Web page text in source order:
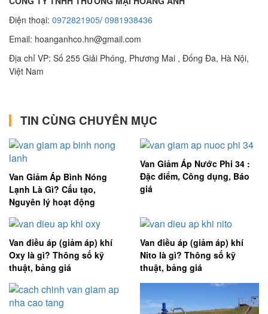
Điện thoại: 0972821905/ 0981938436
Email: hoanganhco.hn@gmail.com
Địa chỉ VP: Số 255 Giải Phóng, Phương Mai , Đống Đa, Hà Nội,
Việt Nam
TIN CÙNG CHUYÊN MỤC
Van Giảm Áp Bình Nóng
Lạnh Là Gì? Cấu tạo,
Nguyên lý hoạt động
Van Giảm Áp Nước Phi 34 :
Đặc điểm, Công dụng, Báo
giá
Van điều áp (giảm áp) khí
Oxy là gì? Thông số kỹ
thuật, bảng giá
Van điều áp (giảm áp) khí
Nito là gì? Thông số kỹ
thuật, bảng giá